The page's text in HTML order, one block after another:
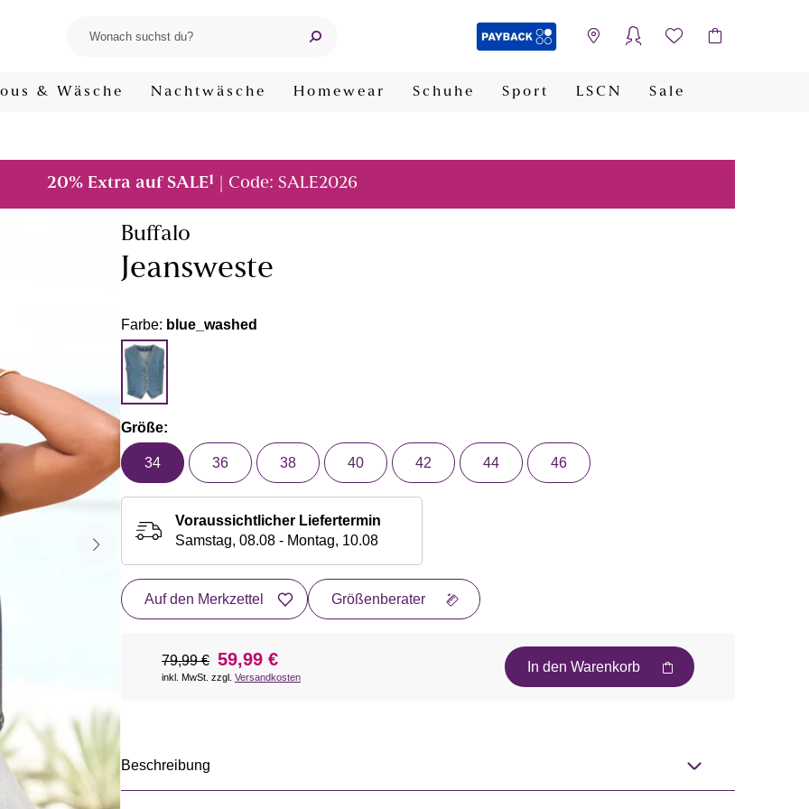
& Wäsche Nachtwäsche Homewear Schuhe Sport LSCN Sale
20% Extra auf SALE1 | Code: SALE2026
Buffalo
Jeansweste
Farbe: blue_washed
Größe:
34 36 38 40 42 44 46
Voraussichtlicher Liefertermin
Samstag, 08.08 - Montag, 10.08
Auf den Merkzettel Größenberater
79,99 € 59,99 €
inkl. MwSt. zzgl. Versandkosten
In den Warenkorb
Beschreibung